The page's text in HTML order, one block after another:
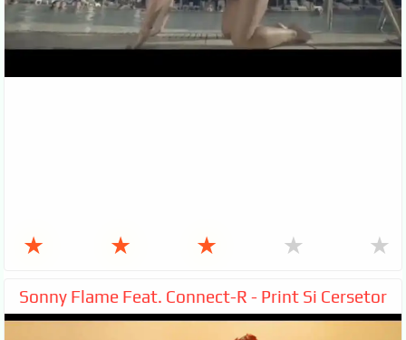
★ ★ ★ ★ ★
Sonny Flame Feat. Connect-R - Print Si Cersetor